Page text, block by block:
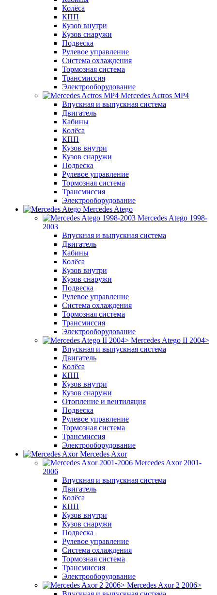
Колёса
КПП
Кузов внутри
Кузов снаружи
Подвеска
Рулевое управление
Система охлаждения
Тормозная система
Трансмиссия
Электрооборудование
Mercedes Actros MP4
Впускная и выпускная система
Двигатель
Кабины
Колёса
КПП
Кузов внутри
Кузов снаружи
Подвеска
Рулевое управление
Тормозная система
Трансмиссия
Электрооборудование
Mercedes Atego
Mercedes Atego 1998-
2003
Впускная и выпускная система
Двигатель
Кабины
Колёса
Кузов внутри
Кузов снаружи
Подвеска
Рулевое управление
Система охлаждения
Тормозная система
Трансмиссия
Электрооборудование
Mercedes Atego II 2004>
Впускная и выпускная система
Двигатель
Колёса
КПП
Кузов внутри
Кузов снаружи
Отопление и вентиляция
Подвеска
Рулевое управление
Тормозная система
Трансмиссия
Электрооборудование
Mercedes Axor
Mercedes Axor 2001-
2006
Впускная и выпускная система
Двигатель
Колёса
КПП
Кузов внутри
Кузов снаружи
Подвеска
Рулевое управление
Система охлаждения
Тормозная система
Трансмиссия
Электрооборудование
Mercedes Axor 2 2006>